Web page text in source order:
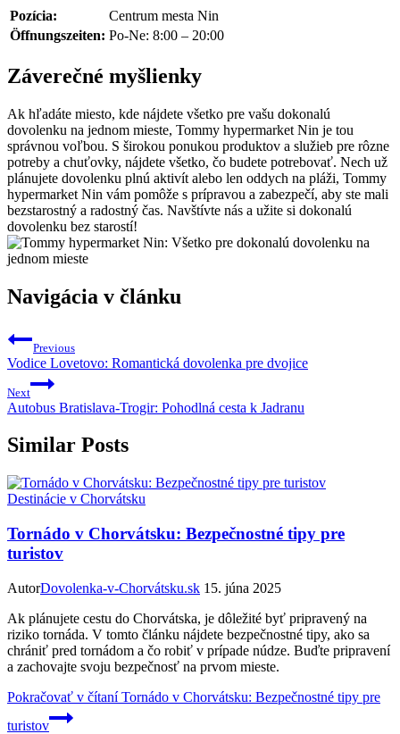
Pozícia:
Centrum mesta Nin
Öffnungszeiten: Po-Ne: 8:00 – 20:00
Záverečné myšlienky
Ak hľadáte miesto, kde nájdete všetko pre vašu dokonalú
dovolenku na jednom mieste, Tommy hypermarket Nin je tou
správnou voľbou. S širokou ponukou produktov a služieb pre rôzne
potreby a chuťovky, nájdete všetko, čo budete potrebovať. Nech už
plánujete dovolenku plnú aktivít alebo len oddych na pláži, Tommy
hypermarket Nin vám pomôže s prípravou a zabezpečí, aby ste mali
bezstarostný a radostný čas. Navštívte nás a užite si dokonalú
dovolenku bez starostí!
Navigácia v článku
Previous
Vodice Lovetovo: Romantická dovolenka pre dvojice
Next
Autobus Bratislava-Trogir: Pohodlná cesta k Jadranu
Similar Posts
Destinácie v Chorvátsku
Tornádo v Chorvátsku: Bezpečnostné tipy pre
turistov
AutorDovolenka-v-Chorvátsku.sk 15. júna 2025
Ak plánujete cestu do Chorvátska, je dôležité byť pripravený na
riziko tornáda. V tomto článku nájdete bezpečnostné tipy, ako sa
chrániť pred tornádom a čo robiť v prípade núdze. Buďte pripravení
a zachovajte svoju bezpečnosť na prvom mieste.
Pokračovať v čítaníTornádo v Chorvátsku: Bezpečnostné tipy pre
turistov